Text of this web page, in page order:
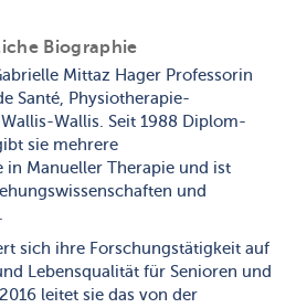
Biographie
Mittaz Hager Professorin
Santé, Physiotherapie-
Wallis. Seit 1988 Diplom-
sie mehrere
in Manueller Therapie und ist
und
sich ihre Forschungstätigkeit auf
Lebensqualität für Senioren und
leitet sie das von der